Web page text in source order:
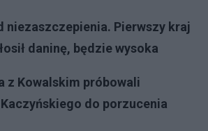
niezaszczepienia. Pierwszy kraj
daninę, będzie wysoka
z Kowalskim próbowali
do porzucenia